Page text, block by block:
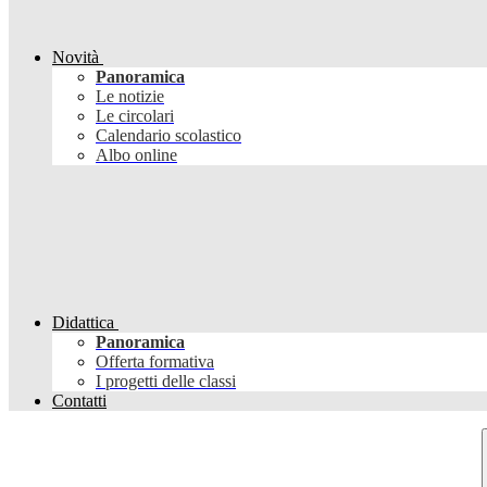
Novità
Panoramica
Le notizie
Le circolari
Calendario scolastico
Albo online
Didattica
Panoramica
Offerta formativa
I progetti delle classi
Contatti